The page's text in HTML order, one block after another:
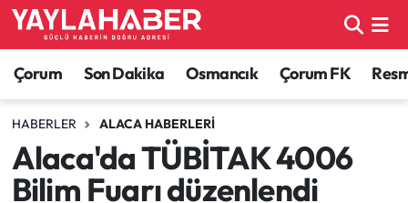
Çorum Son Dakika Osmancık Çorum FK
HABERLER ALACA HABERLERI
Alaca'da TÜBİTAK 4006
Bilim Fuarı düzenlendi
Alaca Haberleri
Bayat Haberleri
Bilgi - Keşfet Haberleri
Çorum Nöbetçi Eczaneler
Çorum Hava Durumu
Çorum Namaz Vakitleri